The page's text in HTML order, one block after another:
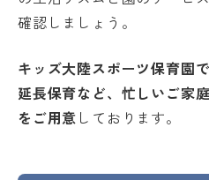
確認しましょう。
キッズ大陸スポーツ保育園
延長保育など、忙しいご家
をご用意 しております。